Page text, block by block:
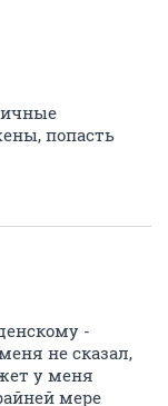
попасть
-
не сказал,
у меня
мере